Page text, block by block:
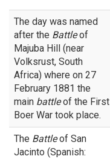
The day was named
after the Battleof
Majuba Hill (near
Volksrust, South
Africa) where on 27
February 1881 the
main battleof the First
Boer War took place.
The Battleof San
Jacinto (Spanish: